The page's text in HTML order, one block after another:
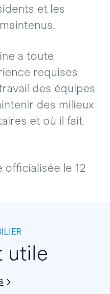
et les
a toute
requises
des équipes
des milieux
et où il fait
officialisée le 12
utile